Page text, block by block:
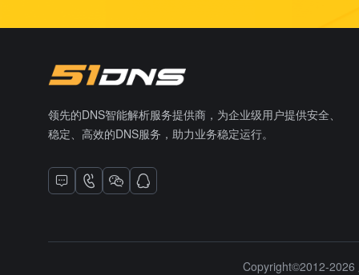
领先的DNS智能解析服务提供商，为企业级用户提供安全、
稳定、高效的DNS服务，助力业务稳定运行。
Copyright©2012-2026